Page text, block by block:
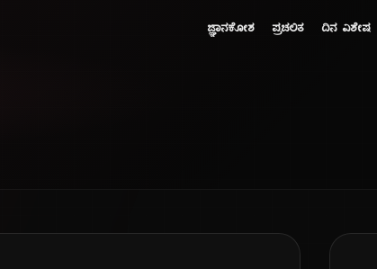
ಜ್ಞಾನಕೋಶ ಪ್ರಚಲಿತ ದಿನ ವಿಶೇಷ